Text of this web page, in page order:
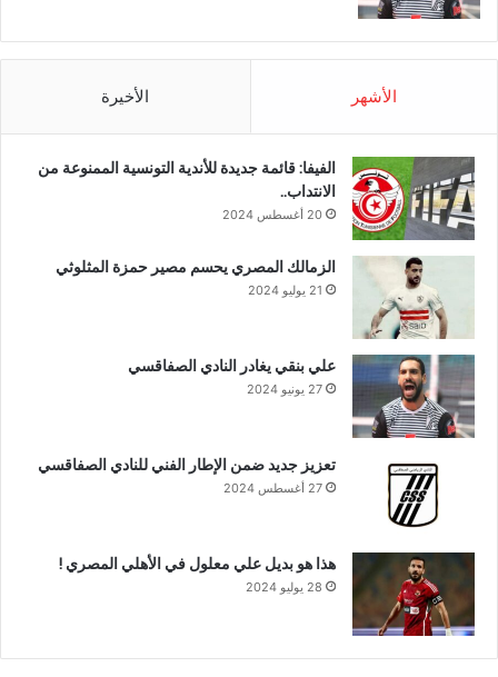
الأشهر الأخيرة
الفيفا: قائمة جديدة للأندية التونسية الممنوعة من
الانتداب..
20 أغسطس 2024
الزمالك المصري يحسم مصير حمزة المثلوثي
21 يوليو 2024
علي بنقي يغادر النادي الصفاقسي
27 يونيو 2024
تعزيز جديد ضمن الإطار الفني للنادي الصفاقسي
27 أغسطس 2024
هذا هو بديل علي معلول في الأهلي المصري !
28 يوليو 2024